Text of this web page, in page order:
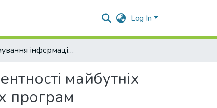
Log In
Формування інформаційно-комунікативної компетентності майбутніх агроінженерів засобами прикладних комп’ютерних програм
майбутніх
програм